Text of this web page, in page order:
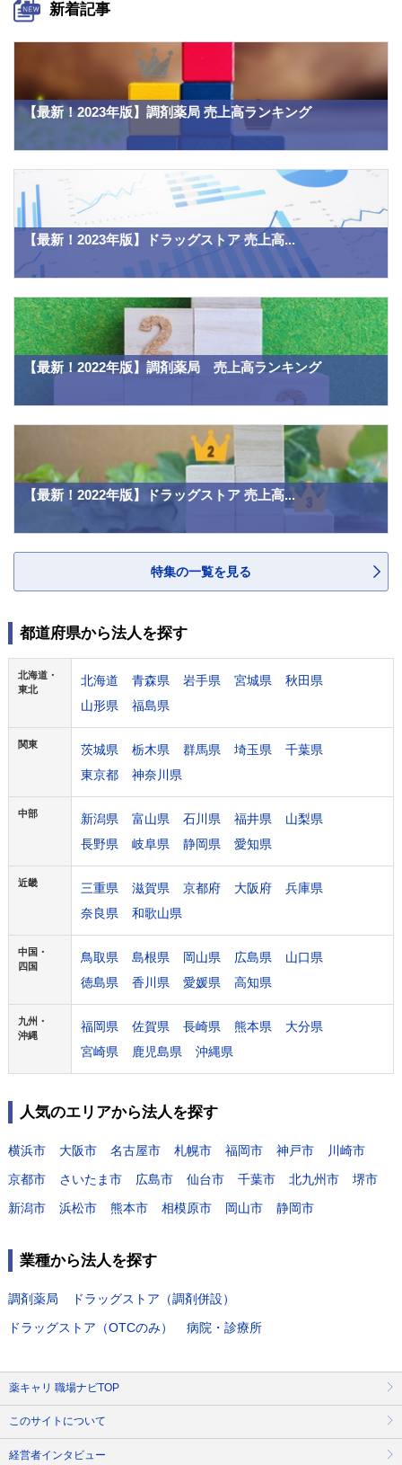
新着記事
【最新！2023年版】調剤薬局 売上高ランキング
【最新！2023年版】ドラッグストア 売上高...
【最新！2022年版】調剤薬局 売上高ランキング
【最新！2022年版】ドラッグストア 売上高...
特集の一覧を見る
都道府県から法人を探す
北海道・
東北
北海道 青森県 岩手県 宮城県
秋田県
山形県
福島県
関東 茨城県 栃木県 群馬県 埼玉県
千葉県
東京都
神奈川県
中部 新潟県 富山県 石川県 福井県
山梨県
長野県
岐阜県 静岡県 愛知県
近畿 三重県 滋賀県 京都府 大阪府
兵庫県
奈良県
和歌山県
中国・
四国
鳥取県 島根県 岡山県 広島県
山口県
徳島県
香川県 愛媛県 高知県
九州・
沖縄
福岡県 佐賀県 長崎県 熊本県
大分県
宮崎県
鹿児島県 沖縄県
人気のエリアから法人を探す
横浜市 大阪市 名古屋市 札幌市 福岡市 神戸市
川崎市
京都市
さいたま市 広島市 仙台市 千葉市 北九州市
堺市
新潟市
浜松市 熊本市 相模原市 岡山市 静岡市
業種から法人を探す
調剤薬局
ドラッグストア（調剤併設）
ドラッグストア（OTCのみ）
病院・診療所
薬キャリ 職場ナビTOP
このサイトについて
経営者インタビュー